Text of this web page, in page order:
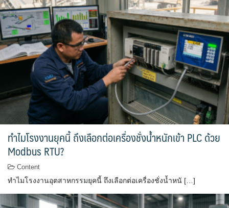
ทำไมโรงงานยุคนี้ ถึงเลือกต่อเครื่องชั่งน้ำหนักเข้า PLC ด้วย
Modbus RTU?
Content
ทำไมโรงงานอุตสาหกรรมยุคนี้ ถึงเลือกต่อเครื่องชั่งน้ำหนั […]